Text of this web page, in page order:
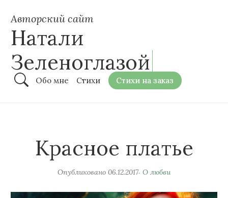
Авторский сайт
Натали
Зеленоглазой
Обо мне Стихи Стихи на заказ
Красное платье
Опубликовано 06.12.2017 О любви